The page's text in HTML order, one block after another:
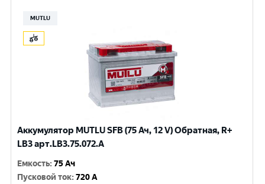
MUTLU
Аккумулятор MUTLU SFB (75 Ач, 12 V) Обратная, R+
LB3 арт.LВ3.75.072.A
Емкость:75 Ач
Пусковой ток:720 A